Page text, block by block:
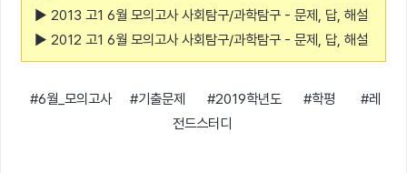
▶ 2013 고1 6월 모의고사 사회탐구/과학탐구 - 문제, 답, 해설
▶ 2012 고1 6월 모의고사 사회탐구/과학탐구 - 문제, 답, 해설
#6월_모의고사 #기출문제 #2019학년도 #학평 #레
전드스터디